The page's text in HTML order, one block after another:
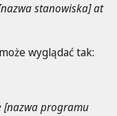
stanowiska] at
wyglądać tak:
[nazwa programu